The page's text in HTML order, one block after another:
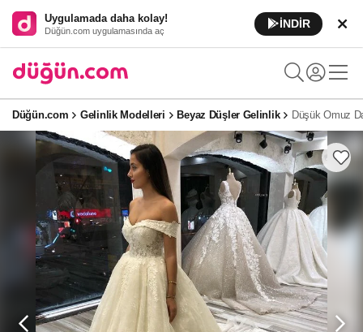
Uygulamada daha kolay!
Düğün.com uygulamasında aç
İNDİR
Düğün.com Gelinlik Modelleri Beyaz Düşler Gelinlik Düşük Omuz